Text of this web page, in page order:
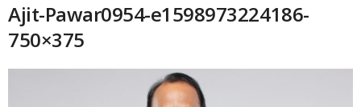
Ajit-Pawar0954-e1598973224186-
750×375